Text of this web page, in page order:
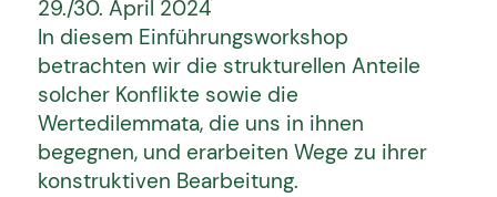
29./30. April 2024
In diesem Einführungsworkshop
betrachten wir die strukturellen Anteile
solcher Konflikte sowie die
Wertedilemmata, die uns in ihnen
begegnen, und erarbeiten Wege zu ihrer
konstruktiven Bearbeitung.